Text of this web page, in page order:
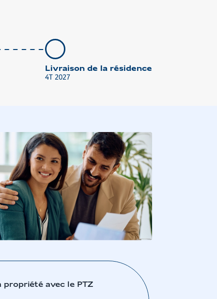
Livraison de la résidence
4T 2027
propriété avec le PTZ